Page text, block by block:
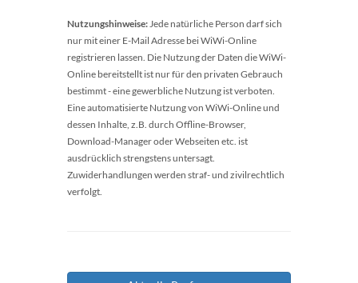
Nutzungshinweise:Jede natürliche Person darf sich
nur mit einer E-Mail Adresse bei WiWi-Online
registrieren lassen. Die Nutzung der Daten die WiWi-
Online bereitstellt ist nur für den privaten Gebrauch
bestimmt - eine gewerbliche Nutzung ist verboten.
Eine automatisierte Nutzung von WiWi-Online und
dessen Inhalte, z.B. durch Offline-Browser,
Download-Manager oder Webseiten etc. ist
ausdrücklich strengstens untersagt.
Zuwiderhandlungen werden straf- und zivilrechtlich
verfolgt.